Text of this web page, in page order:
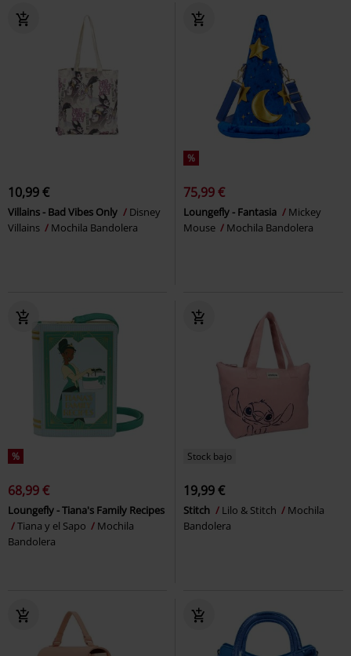
10,99 €
Villains - Bad Vibes Only
Disney
Villains
Mochila Bandolera
%
75,99 €
Loungefly - Fantasia
Mickey
Mouse
Mochila Bandolera
%
68,99 €
Loungefly - Tiana's Family Recipes
Tiana y el Sapo
Mochila
Bandolera
Stock bajo
19,99 €
Stitch Lilo & Stitch
Mochila
Bandolera